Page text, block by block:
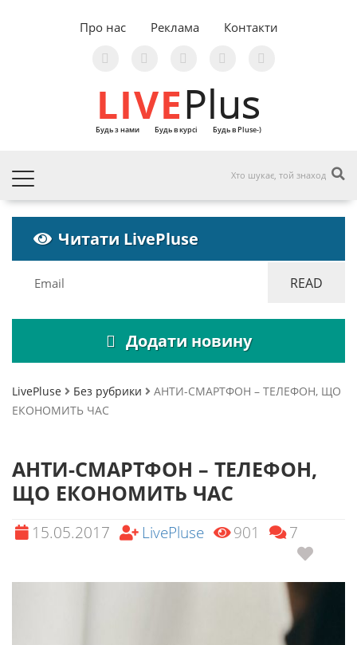
Про нас Реклама Контакти
LIVEPlus
Будь з нами Будь в курсі Будь в Pluse-)
Читати LivePluse
Додати новину
LivePluse Без рубрики
АНТИ-СМАРТФОН – ТЕЛЕФОН, ЩО
ЕКОНОМИТЬ ЧАС
АНТИ-СМАРТФОН – ТЕЛЕФОН,
ЩО ЕКОНОМИТЬ ЧАС
15.05.2017 LivePluse 901 7